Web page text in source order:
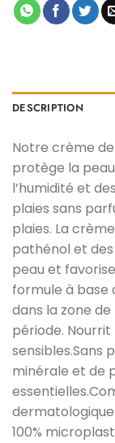
DESCRIPTION
Notre crème
protège la
l’humidité et
plaies sans
plaies. La
pathénol et
peau et
formule à base
dans la zone
période.
sensibles.Sans
minérale et de
100%